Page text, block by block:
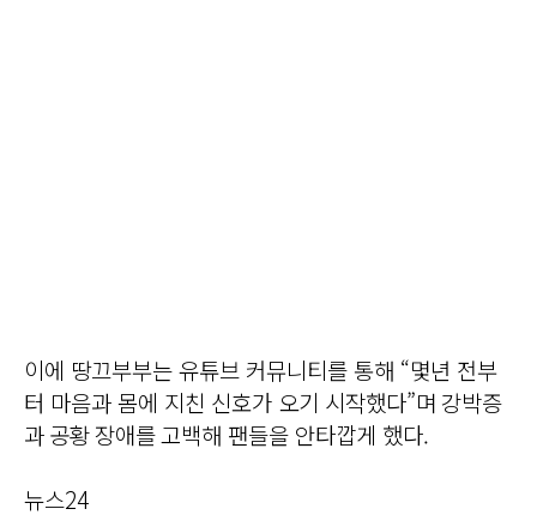
이에 땅끄부부는 유튜브 커뮤니티를 통해 “몇년 전부
터 마음과 몸에 지친 신호가 오기 시작했다”며 강박증
과 공황 장애를 고백해 팬들을 안타깝게 했다.
뉴스24